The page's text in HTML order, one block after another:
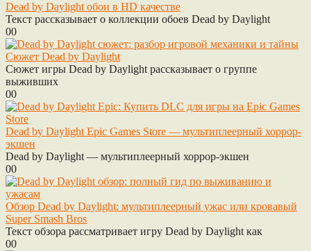
Dead by Daylight обои в HD качестве
Текст рассказывает о коллекции обоев Dead by Daylight
00
Сюжет Dead by Daylight
Сюжет игры Dead by Daylight рассказывает о группе
выживших
00
Dead by Daylight Epic Games Store — мультиплеерный хоррор-
экшен
Dead by Daylight — мультиплеерный хоррор-экшен
00
Обзор Dead by Daylight: мультиплеерный ужас или кровавый
Super Smash Bros
Текст обзора рассматривает игру Dead by Daylight как
00